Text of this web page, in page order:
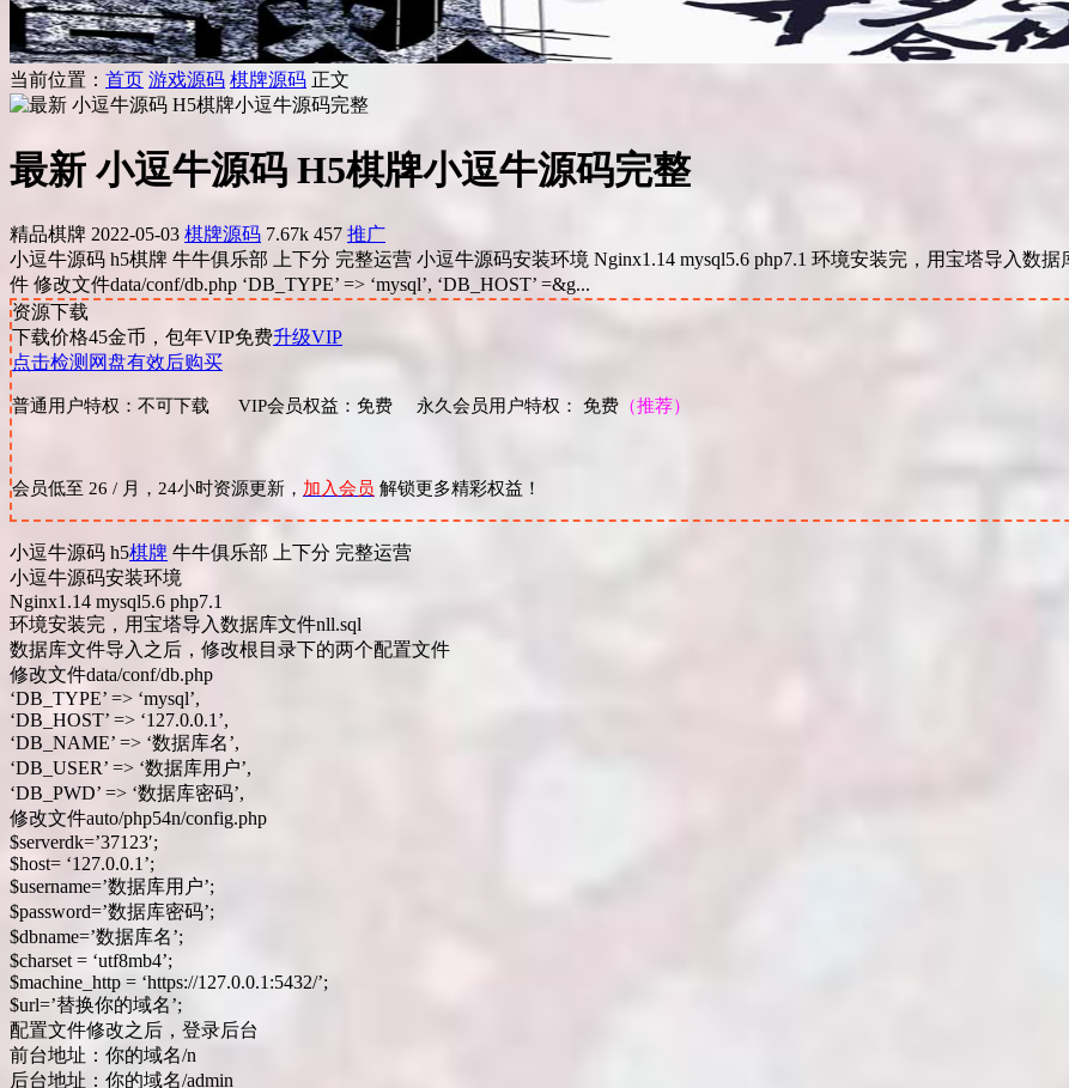
当前位置： 首页 游戏源码 棋牌源码 正文
最新 小逗牛源码 H5棋牌小逗牛源码完整
精品棋牌 2022-05-03 棋牌源码 7.67k 457 推广
小逗牛源码 h5棋牌 牛牛俱乐部 上下分 完整运营 小逗牛源码安装环境 Nginx1.14 mysql5.6 php7.1 环境安装完，用宝塔导入数
件 修改文件data/conf/db.php ‘DB_TYPE’ => ‘mysql’, ‘DB_HOST’ =&g...
资源下载
下载价格45金币，包年VIP免费升级VIP
点击检测网盘有效后购买
普通用户特权：不可下载 VIP会员权益：免费 永久会员用户特权： 免费 （推荐）
会员低至 26 / 月，24小时资源更新， 加入会员 解锁更多精彩权益！
小逗牛源码 h5棋牌 牛牛俱乐部 上下分 完整运营
小逗牛源码安装环境
Nginx1.14 mysql5.6 php7.1
环境安装完，用宝塔导入数据库文件nll.sql
数据库文件导入之后，修改根目录下的两个配置文件
修改文件data/conf/db.php
‘DB_TYPE’ => ‘mysql’,
‘DB_HOST’ => ‘127.0.0.1’,
‘DB_NAME’ => ‘数据库名’,
‘DB_USER’ => ‘数据库用户’,
‘DB_PWD’ => ‘数据库密码’,
修改文件auto/php54n/config.php
$serverdk=’37123′;
$host= ‘127.0.0.1’;
$username=’数据库用户’;
$password=’数据库密码’;
$dbname=’数据库名’;
$charset = ‘utf8mb4’;
$machine_http = ‘https://127.0.0.1:5432/’;
$url=’替换你的域名’;
配置文件修改之后，登录后台
前台地址：你的域名/n
后台地址：你的域名/admin